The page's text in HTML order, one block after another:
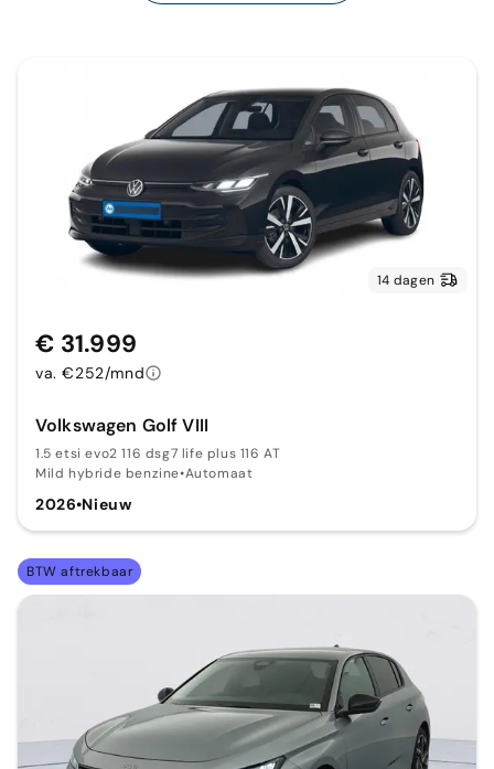
14 dagen
Volkswagen Golf VIII
1.5 etsi evo2 116 dsg7 life plus 116 AT
Mild hybride benzine•Automaat
2026•Nieuw
€ 31.999
va. €252/mnd
BTW aftrekbaar